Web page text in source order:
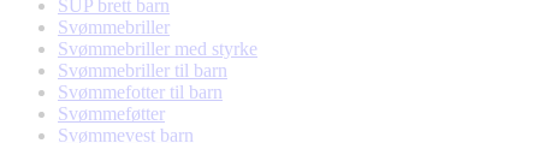
SUP brett barn
Svømmebriller
Svømmebriller med styrke
Svømmebriller til barn
Svømmefotter til barn
Svømmeføtter
Svømmevest barn